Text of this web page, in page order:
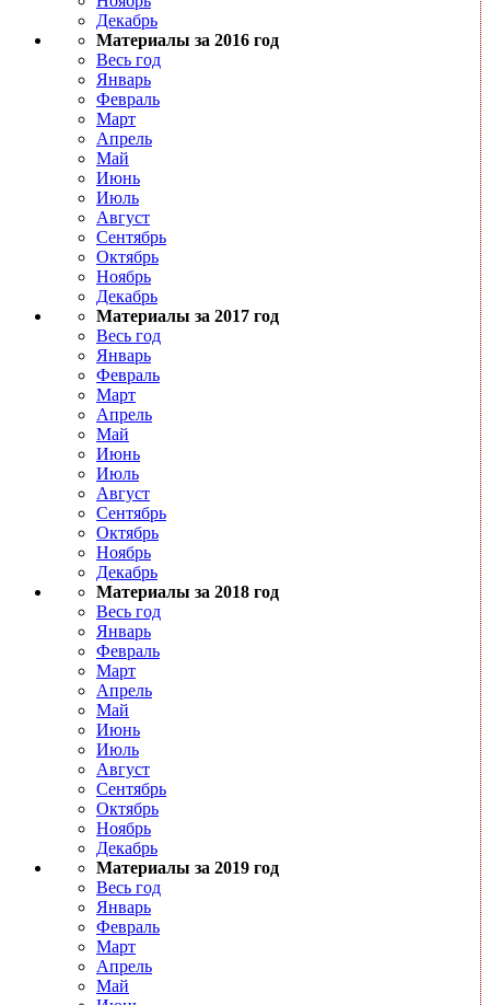
Декабрь
Материалы за 2016 год
Весь год
Январь
Февраль
Март
Апрель
Май
Июнь
Июль
Август
Сентябрь
Октябрь
Ноябрь
Декабрь
Материалы за 2017 год
Весь год
Январь
Февраль
Март
Апрель
Май
Июнь
Июль
Август
Сентябрь
Октябрь
Ноябрь
Декабрь
Материалы за 2018 год
Весь год
Январь
Февраль
Март
Апрель
Май
Июнь
Июль
Август
Сентябрь
Октябрь
Ноябрь
Декабрь
Материалы за 2019 год
Весь год
Январь
Февраль
Март
Апрель
Май